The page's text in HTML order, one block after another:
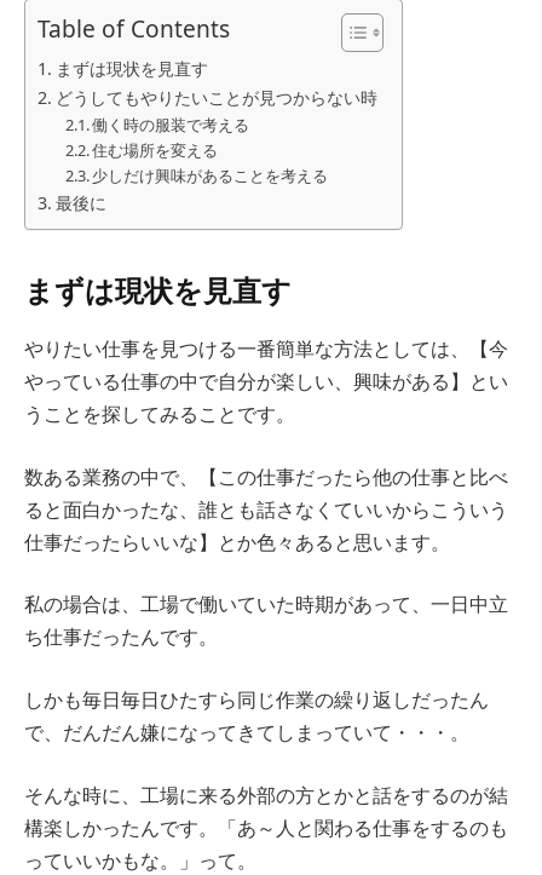
Table of Contents
まずは現状を見直す
どうしてもやりたいことが見つからない時
働く時の服装で考える
住む場所を変える
少しだけ興味があることを考える
最後に
まずは現状を見直す
やりたい仕事を見つける一番簡単な方法としては、【今
やっている仕事の中で自分が楽しい、興味がある】とい
うことを探してみることです。
数ある業務の中で、【この仕事だったら他の仕事と比べ
ると面白かったな、誰とも話さなくていいからこういう
仕事だったらいいな】とか色々あると思います。
私の場合は、工場で働いていた時期があって、一日中立
ち仕事だったんです。
しかも毎日毎日ひたすら同じ作業の繰り返しだったん
で、だんだん嫌になってきてしまっていて・・・。
そんな時に、工場に来る外部の方とかと話をするのが結
構楽しかったんです。「あ～人と関わる仕事をするのも
っていいかもな。」って。